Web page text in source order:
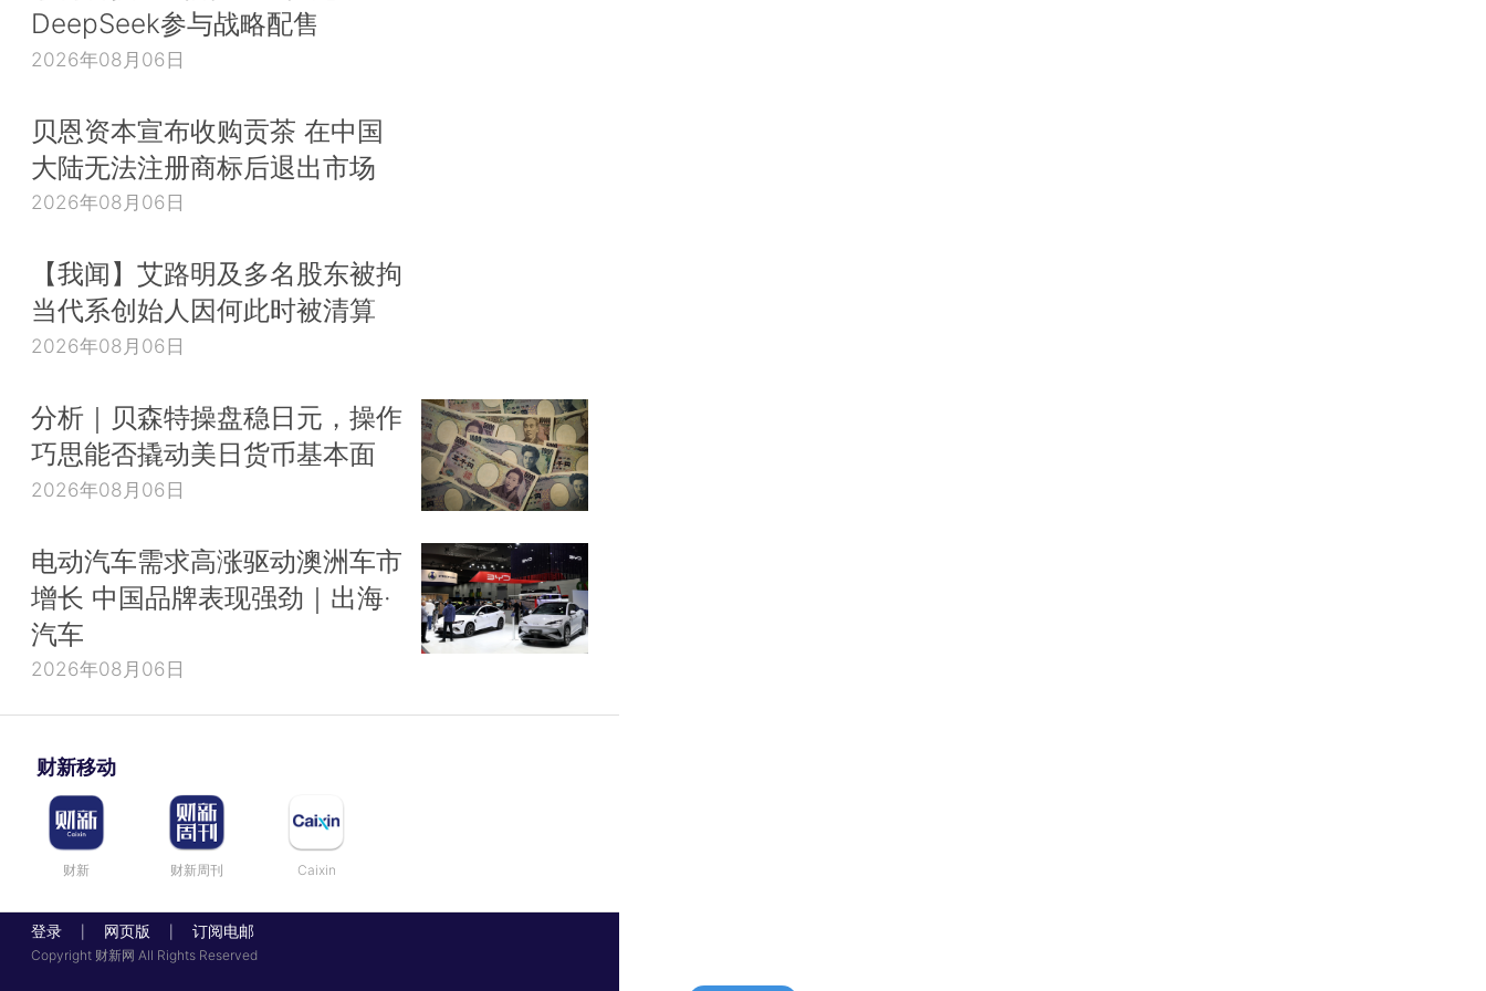
DeepSeek参与战略配售
2026年08月06日
贝恩资本宣布收购贡茶 在中国
大陆无法注册商标后退出市场
2026年08月06日
【我闻】艾路明及多名股东被拘
当代系创始人因何此时被清算
2026年08月06日
分析｜贝森特操盘稳日元，操作
巧思能否撬动美日货币基本面
2026年08月06日
电动汽车需求高涨驱动澳洲车市
增长 中国品牌表现强劲｜出海·
汽车
2026年08月06日
财新移动
财新 财新周刊 Caixin
登录 网页版 订阅电邮
Copyright 财新网 All Rights Reserved